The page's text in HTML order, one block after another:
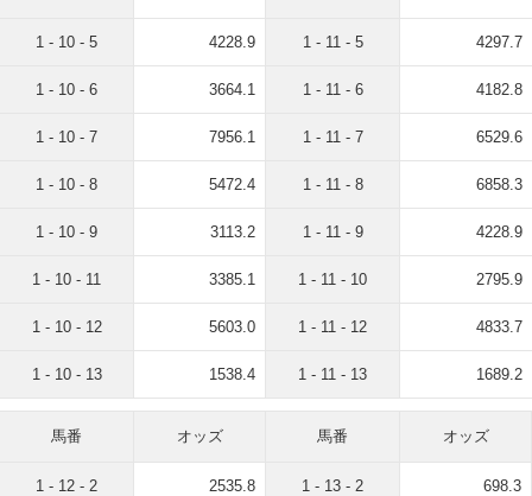
1 - 10 - 5 4228.9
1 - 10 - 6 3664.1
1 - 10 - 7 7956.1
1 - 10 - 8 5472.4
1 - 10 - 9 3113.2
1 - 10 - 11 3385.1
1 - 10 - 12 5603.0
1 - 10 - 13 1538.4
1 - 11 - 5 4297.7
1 - 11 - 6 4182.8
1 - 11 - 7 6529.6
1 - 11 - 8 6858.3
1 - 11 - 9 4228.9
1 - 11 - 10 2795.9
1 - 11 - 12 4833.7
1 - 11 - 13 1689.2
馬番 オッズ
1 - 12 - 2 2535.8
馬番 オッズ
1 - 13 - 2 698.3